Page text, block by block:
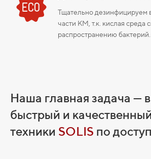
Тщательно дезинфицируем
части КМ, т.к. кислая среда
распространению бактерий.
Наша главная задача —
быстрый и
техники SOLIS по